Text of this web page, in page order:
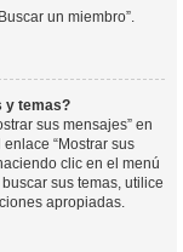
un miembro”.
y temas?
sus mensajes” en
“Mostrar sus
clic en el menú
sus temas, utilice
apropiadas.